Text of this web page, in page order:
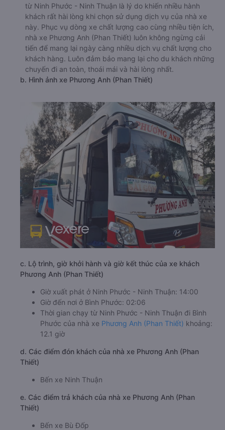
từ Ninh Phước - Ninh Thuận là lý do khiến nhiều hành
khách rất hài lòng khi chọn sử dụng dịch vụ của nhà xe
này. Phục vụ dòng xe chất lượng cao cùng nhiều tiện ích,
nhà xe Phương Anh (Phan Thiết) luôn không ngừng cải
tiến để mang lại ngày càng nhiều dịch vụ chất lượng cho
khách hàng. Luôn đảm bảo mang lại cho du khách những
chuyến đi an toàn, thoái mái và hài lòng nhất.
b. Hình ảnh xe Phương Anh (Phan Thiết)
c. Lộ trình, giờ khởi hành và giờ kết thúc của xe khách
Phương Anh (Phan Thiết)
Giờ xuất phát ở Ninh Phước - Ninh Thuận: 14:00
Giờ đến nơi ở Bình Phước: 02:06
Thời gian chạy từ Ninh Phước - Ninh Thuận đi Bình
Phước của nhà xe Phương Anh (Phan Thiết) khoảng:
12.1 giờ
d. Các điểm đón khách của nhà xe Phương Anh (Phan
Thiết)
Bến xe Ninh Thuận
e. Các điểm trả khách của nhà xe Phương Anh (Phan
Thiết)
Bến xe Bù Đốp